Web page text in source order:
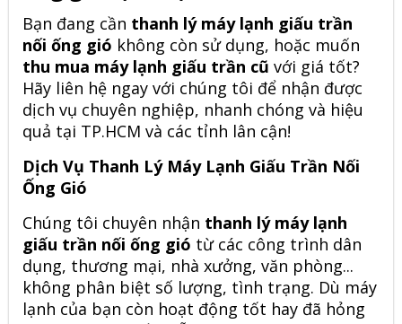
Bạn đang cần thanh lý máy lạnh giấu trần
nối ống gió không còn sử dụng, hoặc muốn
thu mua máy lạnh giấu trần cũ với giá tốt?
Hãy liên hệ ngay với chúng tôi để nhận được
dịch vụ chuyên nghiệp, nhanh chóng và hiệu
quả tại TP.HCM và các tỉnh lân cận!
Dịch Vụ Thanh Lý Máy Lạnh Giấu Trần Nối
Ống Gió
Chúng tôi chuyên nhận thanh lý máy lạnh
giấu trần nối ống gió từ các công trình dân
dụng, thương mại, nhà xưởng, văn phòng...
không phân biệt số lượng, tình trạng. Dù máy
lạnh của bạn còn hoạt động tốt hay đã hỏng